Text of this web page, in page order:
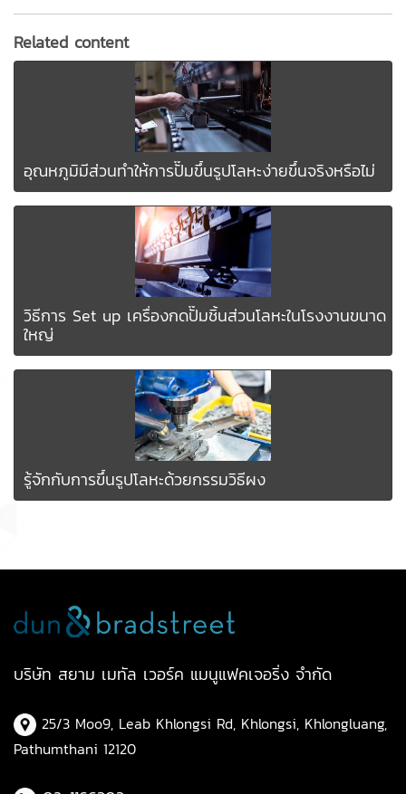
Related content
อุณหภูมิมีส่วนทำให้การปั๊มขึ้นรูปโลหะง่ายขึ้นจริงหรือไม่
วิธีการ Set up เครื่องกดปั๊มชิ้นส่วนโลหะในโรงงานขนาด
ใหญ่
รู้จักกับการขึ้นรูปโลหะด้วยกรรมวิธีผง
บริษัท สยาม เมทัล เวอร์ค แมนูแฟคเจอริ่ง จำกัด
25/3 Moo9, Leab Khlongsi Rd, Khlongsi, Khlongluang,
Pathumthani 12120